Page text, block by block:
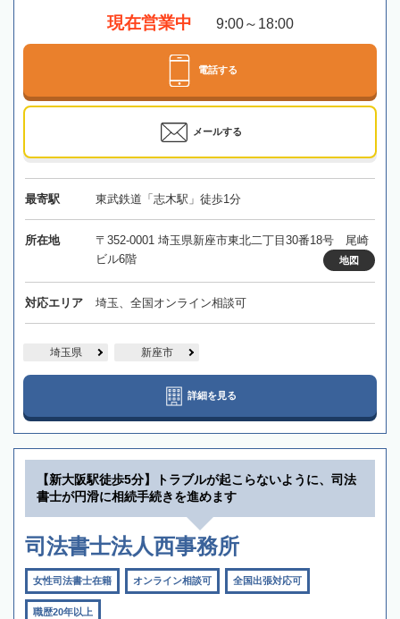
現在営業中 9:00～18:00
電話する
メールする
最寄駅 東武鉄道「志木駅」徒歩1分
所在地
〒352-0001 埼玉県新座市東北二丁目30番18号 尾崎
ビル6階
地図
対応エリア 埼玉、全国オンライン相談可
埼玉県 新座市
詳細を見る
【新大阪駅徒歩5分】トラブルが起こらないように、司法
書士が円滑に相続手続きを進めます
司法書士法人西事務所
女性司法書士在籍 オンライン相談可 全国出張対応可
職歴20年以上